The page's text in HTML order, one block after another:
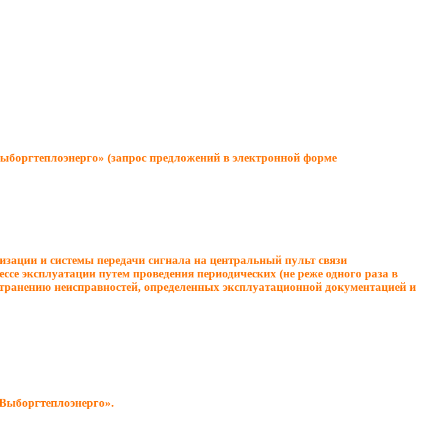
(запрос предложений в электронной форме
и системы передачи сигнала на центральный пульт связи
эксплуатации путем проведения периодических (не реже одного раза в
неисправностей, определенных эксплуатационной документацией и